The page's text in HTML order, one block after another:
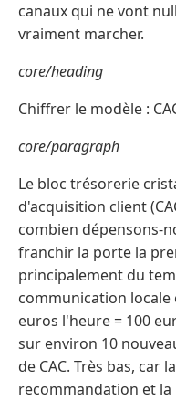
canaux qui ne vont
vraiment marcher.
core/heading
Chiffrer le modèle :
core/paragraph
Le bloc trésorerie
d'acquisition client
combien dépensons-
franchir la porte la
principalement du
communication
euros l'heure = 100
sur environ 10
de CAC. Très bas,
recommandation et